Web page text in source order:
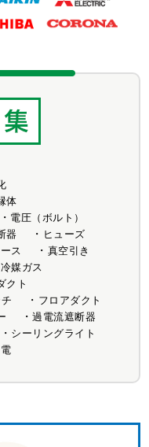
体
電圧（ボルト）
器
ヒューズ
ス
真空引き
冷媒ガス
クト
フロアダクト
過電流遮断器
シーリングライト